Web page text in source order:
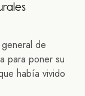
de
para poner su
había vivido